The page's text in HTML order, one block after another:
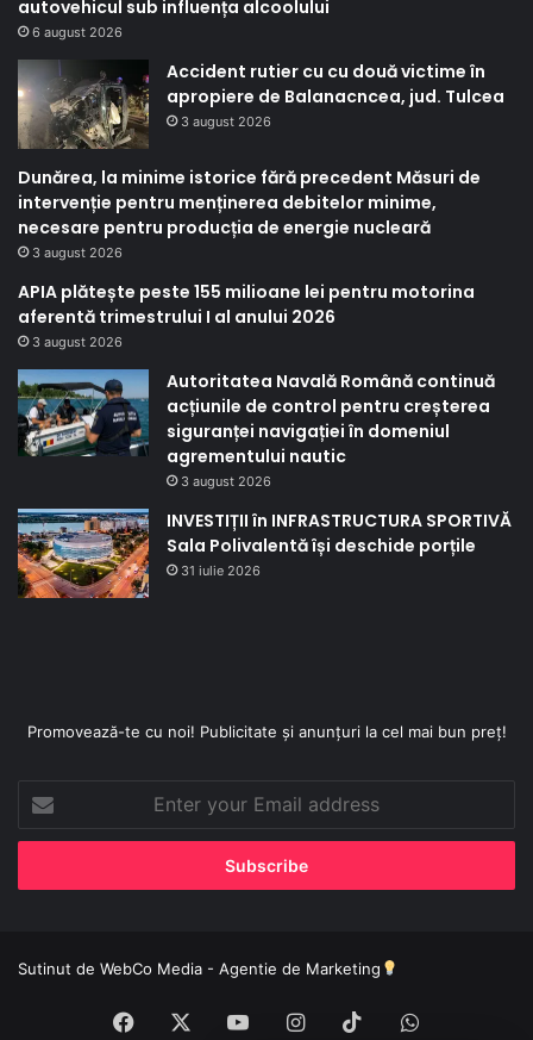
autovehicul sub influența alcoolului
6 august 2026
Accident rutier cu cu două victime în
apropiere de Balanacncea, jud. Tulcea
3 august 2026
Dunărea, la minime istorice fără precedent Măsuri de
intervenție pentru menținerea debitelor minime,
necesare pentru producția de energie nucleară
3 august 2026
APIA plătește peste 155 milioane lei pentru motorina
aferentă trimestrului I al anului 2026
3 august 2026
Autoritatea Navală Română continuă
acțiunile de control pentru creșterea
siguranței navigației în domeniul
agrementului nautic
3 august 2026
INVESTIȚII în INFRASTRUCTURA SPORTIVĂ
Sala Polivalentă își deschide porțile
31 iulie 2026
Promovează-te cu noi! Publicitate și anunțuri la cel mai bun preț!
your
Email
Sutinut de WebCo Media - Agentie de Marketing
Facebook YouTubeInstagram
TikTokWhatsApp